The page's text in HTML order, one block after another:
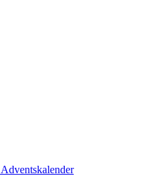
Adventskalender